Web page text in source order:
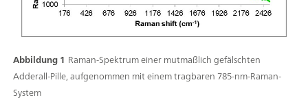
Touchscreen oder die Tasten und somit sogar in
Schutzkleidung bedient werden. Es verfügt über ein
kompaktes Design mit einem robusten IP68-
Gummischutz und hat die Fallprüfung nach der
Militärnorm MIL-STD-810H bestanden.Mit jedem
Scan können weitere Informationen hinzugefügt
Abbildung 1 Raman-Spektrum einer mutmaßlich gefälschten
Adderall-Pille, aufgenommen mit einem tragbaren 785-nm-Raman-
System